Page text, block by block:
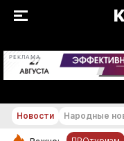
РЕКЛАМА
Новости Народные